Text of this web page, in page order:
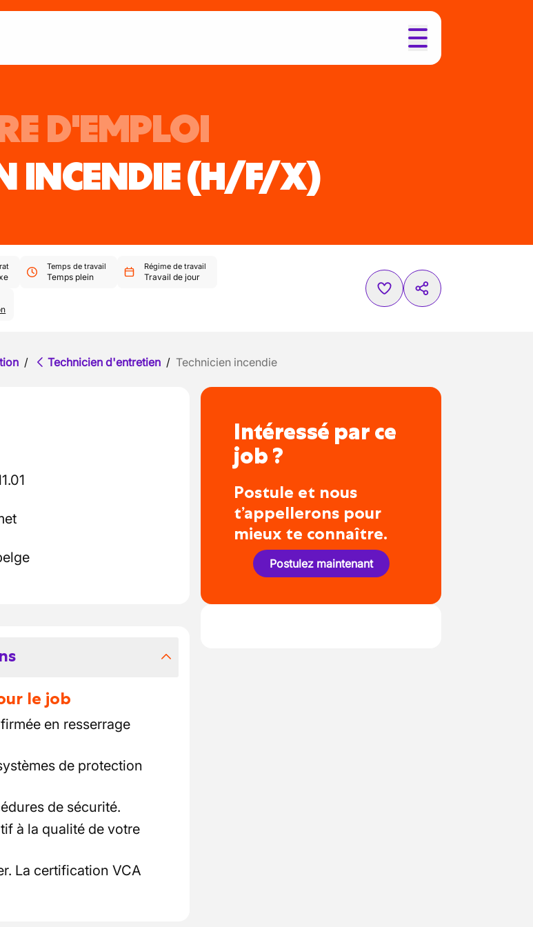
D'EMPLOI
INCENDIE(H/F/X)
Temps de travail
Temps plein
Régime de travail
Travail de jour
/ Technicien d'entretien / Technicien incendie
le job
en resserrage
de protection
de sécurité.
à la qualité de votre
La certification VCA
Intéressé par ce
job ?
Postule et nous
t’appellerons pour
mieux te connaître.
Postulez maintenant